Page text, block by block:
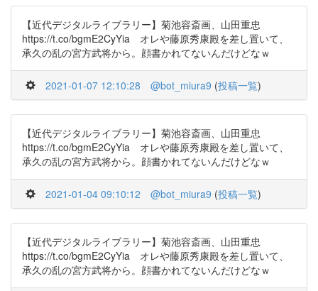
【近代デジタルライブラリー】菊池容斎画、山田重忠
https://t.co/bgmE2CyYia オレや藤原秀康殿を差し置いて、
承久の乱の宮方武将から。顔書かれてないんだけどなｗ
2021-01-07 12:10:28 @bot_miura9 (投稿一覧)
【近代デジタルライブラリー】菊池容斎画、山田重忠
https://t.co/bgmE2CyYia オレや藤原秀康殿を差し置いて、
承久の乱の宮方武将から。顔書かれてないんだけどなｗ
2021-01-04 09:10:12 @bot_miura9 (投稿一覧)
【近代デジタルライブラリー】菊池容斎画、山田重忠
https://t.co/bgmE2CyYia オレや藤原秀康殿を差し置いて、
承久の乱の宮方武将から。顔書かれてないんだけどなｗ